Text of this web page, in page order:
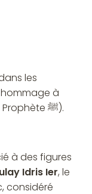
les
à
Moulay Idris, un descendant du Prophète ﷺ).
à des figures
Idris Ier, le
considéré